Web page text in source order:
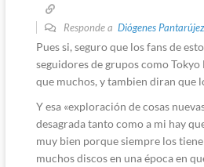
Responde a Diógenes Pantarújez
Pues si, seguro que los fans de
seguidores de grupos como
que muchos, y tambien diran que
Y esa «exploración de cosas
desagrada tanto como a mi hay
muy bien porque siempre los
muchos discos en una época en